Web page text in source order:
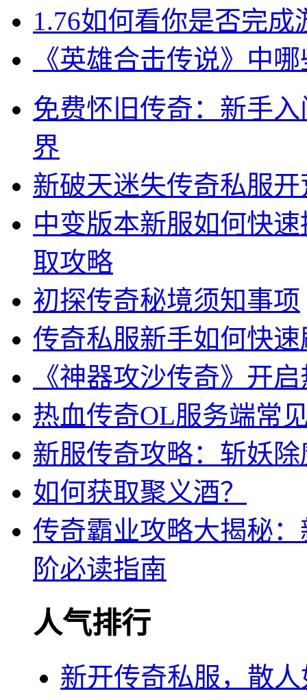
1.76如何看你是否完成
《英雄合击传说》中
免费怀旧传奇：新手
界
新破天迷失传奇私服
中变版本新服如何快
取攻略
初探传奇秘境须知事项
传奇私服新手如何快
《神器攻沙传奇》开
热血传奇OL服务端常
新服传奇攻略：斩妖
如何获取聚义酒？
传奇霸业攻略大揭秘
阶必读指南
人气排行
新开传奇私服，散